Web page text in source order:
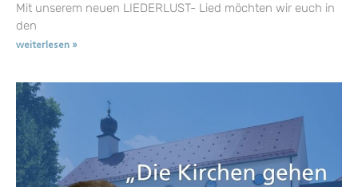
Mit unserem neuen LIEDERLUST- Lied möchten wir euch in
den
weiterlesen »